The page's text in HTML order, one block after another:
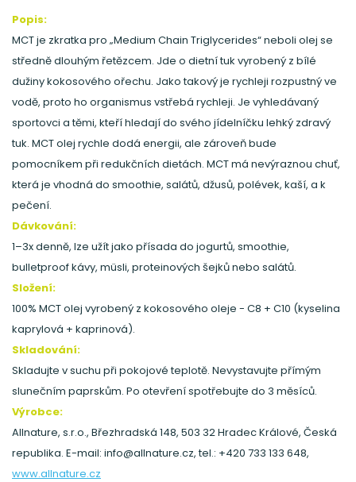
Popis:
MCT je zkratka pro „Medium Chain Triglycerides“ neboli olej se
středně dlouhým řetězcem. Jde o dietní tuk vyrobený z bílé
dužiny kokosového ořechu. Jako takový je rychleji rozpustný ve
vodě, proto ho organismus vstřebá rychleji. Je vyhledávaný
sportovci a těmi, kteří hledají do svého jídelníčku lehký zdravý
tuk. MCT olej rychle dodá energii, ale zároveň bude
pomocníkem při redukčních dietách. MCT má nevýraznou chuť,
která je vhodná do smoothie, salátů, džusů, polévek, kaší, a k
pečení.
Dávkování:
1–3x denně, lze užít jako přísada do jogurtů, smoothie,
bulletproof kávy, müsli, proteinových šejků nebo salátů.
Složení:
100% MCT olej vyrobený z kokosového oleje - C8 + C10 (kyselina
kaprylová + kaprinová).
Skladování:
Skladujte v suchu při pokojové teplotě. Nevystavujte přímým
slunečním paprskům. Po otevření spotřebujte do 3 měsíců.
Výrobce:
Allnature, s.r.o., Březhradská 148, 503 32 Hradec Králové, Česká
republika. E-mail: info@allnature.cz, tel.: +420 733 133 648,
www.allnature.cz